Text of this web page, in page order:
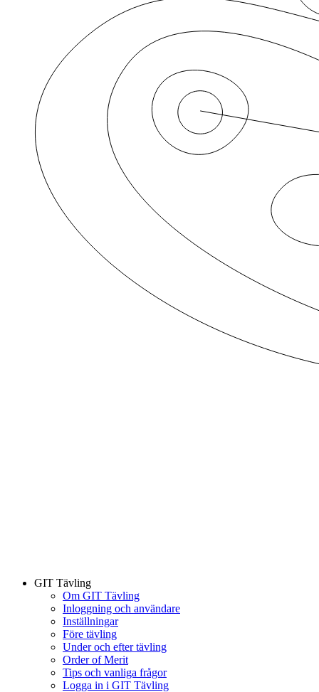
GIT Tävling
Om GIT Tävling
Inloggning och användare
Inställningar
Före tävling
Under och efter tävling
Order of Merit
Tips och vanliga frågor
Logga in i GIT Tävling